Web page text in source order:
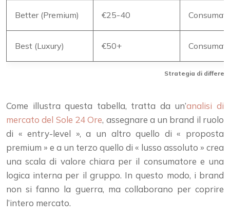
Strategia di
Better (Premium) €25-40
Best (Luxury) €50+
Come illustra questa tabella, tratta da un’analisi di
mercato del Sole 24 Ore, assegnare a un brand il ruolo
di « entry-level », a un altro quello di « proposta
premium » e a un terzo quello di « lusso assoluto » crea
una scala di valore chiara per il consumatore e una
logica interna per il gruppo. In questo modo, i brand
non si fanno la guerra, ma collaborano per coprire
l’intero mercato.